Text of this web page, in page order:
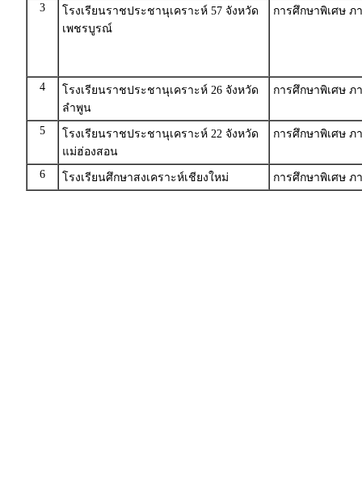
3
โรงเรียนราชประชานุเคราะห์ 57 จังหวัด
เพชรบูรณ์
การศึกษาพิเศษ ภ
4
โรงเรียนราชประชานุเคราะห์ 26 จังหวัด
ลำพูน
การศึกษาพิเศษ ภ
5
โรงเรียนราชประชานุเคราะห์ 22 จังหวัด
แม่ฮ่องสอน
การศึกษาพิเศษ ภ
6 โรงเรียนศึกษาสงเคราะห์เชียงใหม่ การศึกษาพิเศษ ภ